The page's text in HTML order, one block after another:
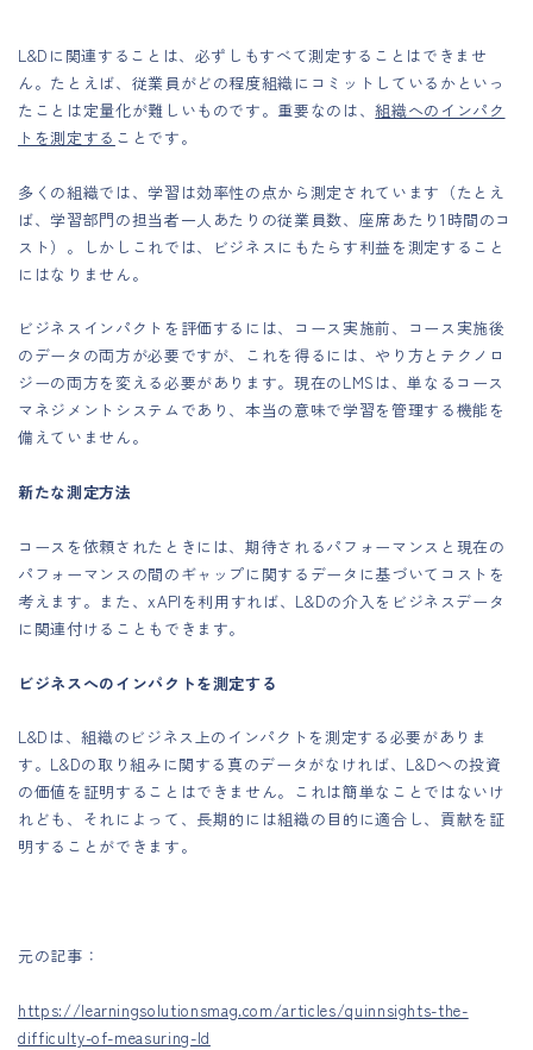
L&Dに関連することは、必ずしもすべて測定することはできませ
ん。たとえば、従業員がどの程度組織にコミットしているかといっ
たことは定量化が難しいものです。重要なのは、組織へのインパク
トを測定する ことです。
多くの組織では、学習は効率性の点から測定されています（たとえ
ば、学習部門の担当者一人あたりの従業員数、座席あたり1時間のコ
スト）。しかしこれでは、ビジネスにもたらす利益を測定すること
にはなりません。
ビジネスインパクトを評価するには、コース実施前、コース実施後
のデータの両方が必要ですが、これを得るには、やり方とテクノロ
ジーの両方を変える必要があります。現在のLMSは、単なるコース
マネジメントシステムであり、本当の意味で学習を管理する機能を
備えていません。
新たな測定方法
コースを依頼されたときには、期待されるパフォーマンスと現在の
パフォーマンスの間のギャップに関するデータに基づいてコストを
考えます。また、xAPIを利用すれば、L&Dの介入をビジネスデータ
に関連付けることもできます。
ビジネスへのインパクトを測定する
L&Dは、組織のビジネス上のインパクトを測定する必要がありま
す。L&Dの取り組みに関する真のデータがなければ、L&Dへの投資
の価値を証明することはできません。これは簡単なことではないけ
れども、それによって、長期的には組織の目的に適合し、貢献を証
明することができます。
元の記事：
https://learningsolutionsmag.com/articles/quinnsights-the-
difficulty-of-measuring-ld